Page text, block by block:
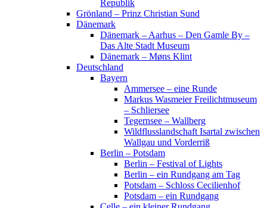
Republik
Grönland – Prinz Christian Sund
Dänemark
Dänemark – Aarhus – Den Gamle By –
Das Alte Stadt Museum
Dänemark – Møns Klint
Deutschland
Bayern
Ammersee – eine Runde
Markus Wasmeier Freilichtmuseum
– Schliersee
Tegernsee – Wallberg
Wildflusslandschaft Isartal zwischen
Wallgau und Vorderriß
Berlin – Potsdam
Berlin – Festival of Lights
Berlin – ein Rundgang am Tag
Potsdam – Schloss Cecilienhof
Potsdam – ein Rundgang